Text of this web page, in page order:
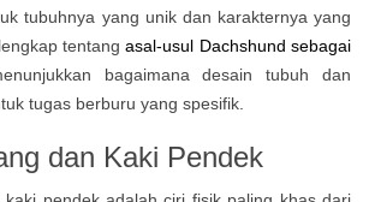
tubuhnya yang unik dan karakternya yang
tentang asal-usul Dachshund sebagai
bagaimana desain tubuh dan
tugas berburu yang spesifik.
dan Kaki Pendek